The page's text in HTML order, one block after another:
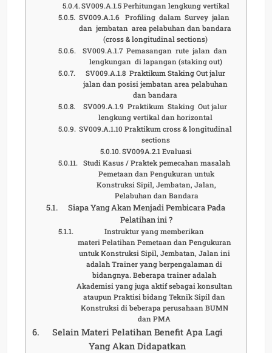
SV009.A.1.5 Perhitungan lengkung vertikal
SV009.A.1.6 Profiling dalam Survey jalan
dan jembatan area pelabuhan dan bandara
(cross & longitudinal sections)
SV009.A.1.7 Pemasangan rute jalan dan
lengkungan di lapangan (staking out)
SV009.A.1.8 Praktikum Staking Out jalur
jalan dan posisi jembatan area pelabuhan
dan bandara
SV009.A.1.9 Praktikum Staking Out jalur
lengkung vertikal dan horizontal
SV009.A.1.10 Praktikum cross & longitudinal
sections
SV009A.2.1 Evaluasi
Studi Kasus / Praktek pemecahan masalah
Pemetaan dan Pengukuran untuk
Konstruksi Sipil, Jembatan, Jalan,
Pelabuhan dan Bandara
Siapa Yang Akan Menjadi Pembicara Pada
Pelatihan ini ?
Instruktur yang memberikan
materi Pelatihan Pemetaan dan Pengukuran
untuk Konstruksi Sipil, Jembatan, Jalan ini
adalah Trainer yang berpengalaman di
bidangnya. Beberapa trainer adalah
Akademisi yang juga aktif sebagai konsultan
ataupun Praktisi bidang Teknik Sipil dan
Konstruksi di beberapa perusahaan BUMN
dan PMA
Selain Materi Pelatihan Benefit Apa Lagi
Yang Akan Didapatkan